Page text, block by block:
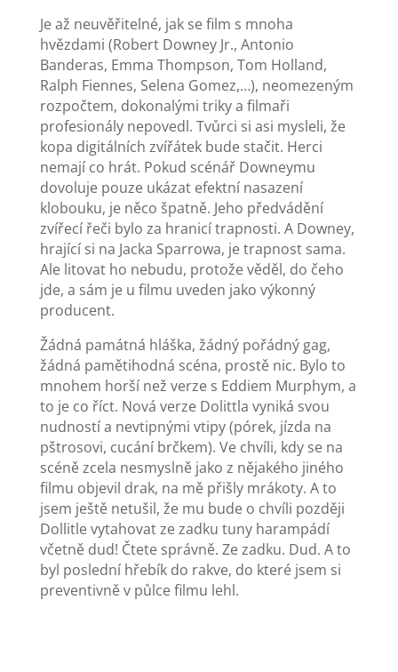
Je až neuvěřitelné, jak se film s mnoha
hvězdami (Robert Downey Jr., Antonio
Banderas, Emma Thompson, Tom Holland,
Ralph Fiennes, Selena Gomez,…), neomezeným
rozpočtem, dokonalými triky a filmaři
profesionály nepovedl. Tvůrci si asi mysleli, že
kopa digitálních zvířátek bude stačit. Herci
nemají co hrát. Pokud scénář Downeymu
dovoluje pouze ukázat efektní nasazení
klobouku, je něco špatně. Jeho předvádění
zvířecí řeči bylo za hranicí trapnosti. A Downey,
hrající si na Jacka Sparrowa, je trapnost sama.
Ale litovat ho nebudu, protože věděl, do čeho
jde, a sám je u filmu uveden jako výkonný
producent.
Žádná památná hláška, žádný pořádný gag,
žádná pamětihodná scéna, prostě nic. Bylo to
mnohem horší než verze s Eddiem Murphym, a
to je co říct. Nová verze Dolittla vyniká svou
nudností a nevtipnými vtipy (pórek, jízda na
pštrosovi, cucání brčkem). Ve chvíli, kdy se na
scéně zcela nesmyslně jako z nějakého jiného
filmu objevil drak, na mě přišly mrákoty. A to
jsem ještě netušil, že mu bude o chvíli později
Dollitle vytahovat ze zadku tuny harampádí
včetně dud! Čtete správně. Ze zadku. Dud. A to
byl poslední hřebík do rakve, do které jsem si
preventivně v půlce filmu lehl.